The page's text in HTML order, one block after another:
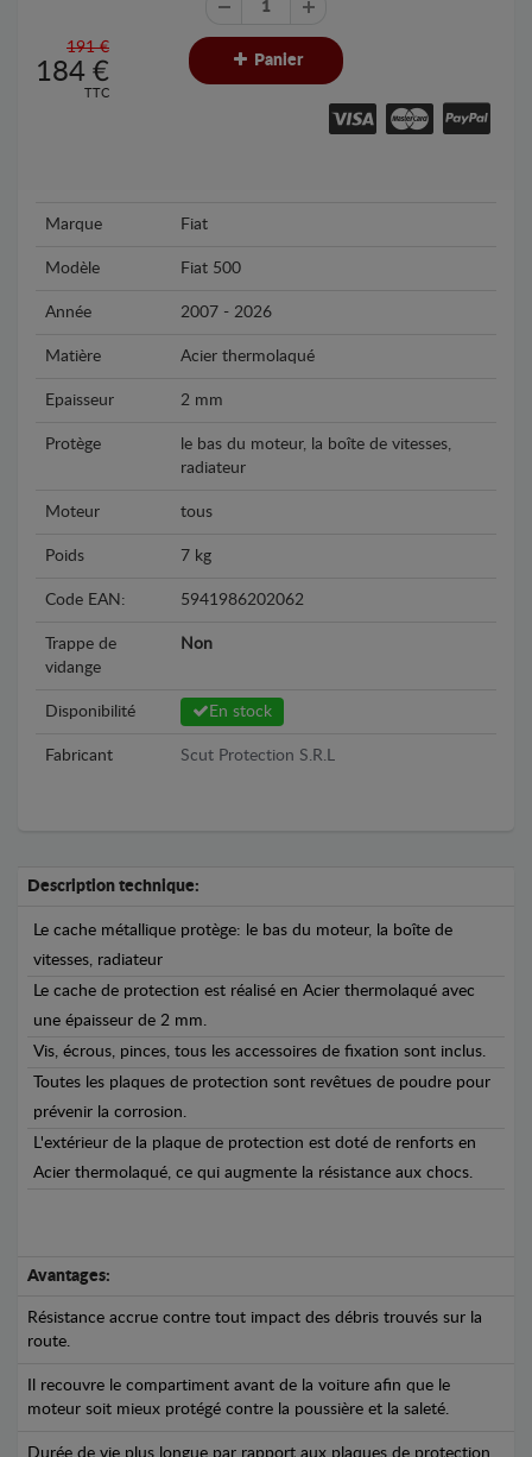
191 €
184 €
TTC
Panier
Marque Fiat
Modèle Fiat 500
Année 2007 - 2026
Matière Acier thermolaqué
Epaisseur 2 mm
Protège
le bas du moteur, la boîte de vitesses,
radiateur
Moteur tous
Poids 7 kg
Code EAN: 5941986202062
Trappe de
vidange
Non
Disponibilité En stock
Fabricant Scut Protection S.R.L
Description technique:
Le cache métallique protège: le bas du moteur, la boîte de
vitesses, radiateur
Le cache de protection est réalisé en Acier thermolaqué avec
une épaisseur de 2 mm.
Vis, écrous, pinces, tous les accessoires de fixation sont inclus.
Toutes les plaques de protection sont revêtues de poudre pour
prévenir la corrosion.
L'extérieur de la plaque de protection est doté de renforts en
Acier thermolaqué, ce qui augmente la résistance aux chocs.
Avantages:
Résistance accrue contre tout impact des débris trouvés sur la
route.
Il recouvre le compartiment avant de la voiture afin que le
moteur soit mieux protégé contre la poussière et la saleté.
Durée de vie plus longue par rapport aux plaques de protection